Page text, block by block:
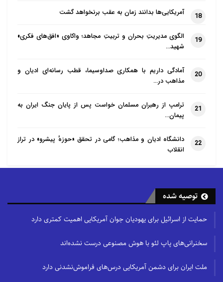
18 آمریکایی‌ها بدانند زمان به عقب برنخواهد گشت
19
الگوی مدیریتِ بحران و تربیتِ مجاهد؛ واکاوی «افق‌های فکری»
شهید…
20
آمادگی داریم با همکاری صداوسیما، قطب رسانه‌ای ادیان و
مذاهب در…
21
ترامپ از رهبران مسلمان خواست پس از پایان جنگ ایران به
پیمان…
22
دانشگاه ادیان و مذاهب؛ گامی در تحقق «حوزهٔ پیشرو» در تراز
انقلاب
توصیه شده
حمایت از اسرائیل برای یهودیان جوان آمریکایی اهمیت کمتری دارد
سخنرانی‌های پاپ لئو با هوش مصنوعی درست نشده‌اند
ملت ایران برای دشمن آمریکایی درس‌های فراموش‌نشدنی دارد